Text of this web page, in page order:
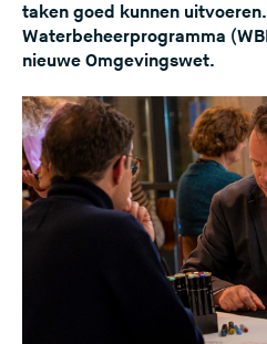
taken goed kunnen
Waterbeheerprogramma
nieuwe Omgevingswet.